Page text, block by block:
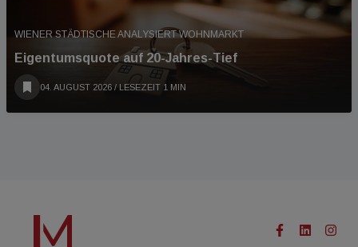
WIENER STÄDTISCHE ANALYSIERT WOHNMARKT
Eigentumsquote auf 20-Jahres-Tief
04. AUGUST 2026 / LESEZEIT 1 MIN